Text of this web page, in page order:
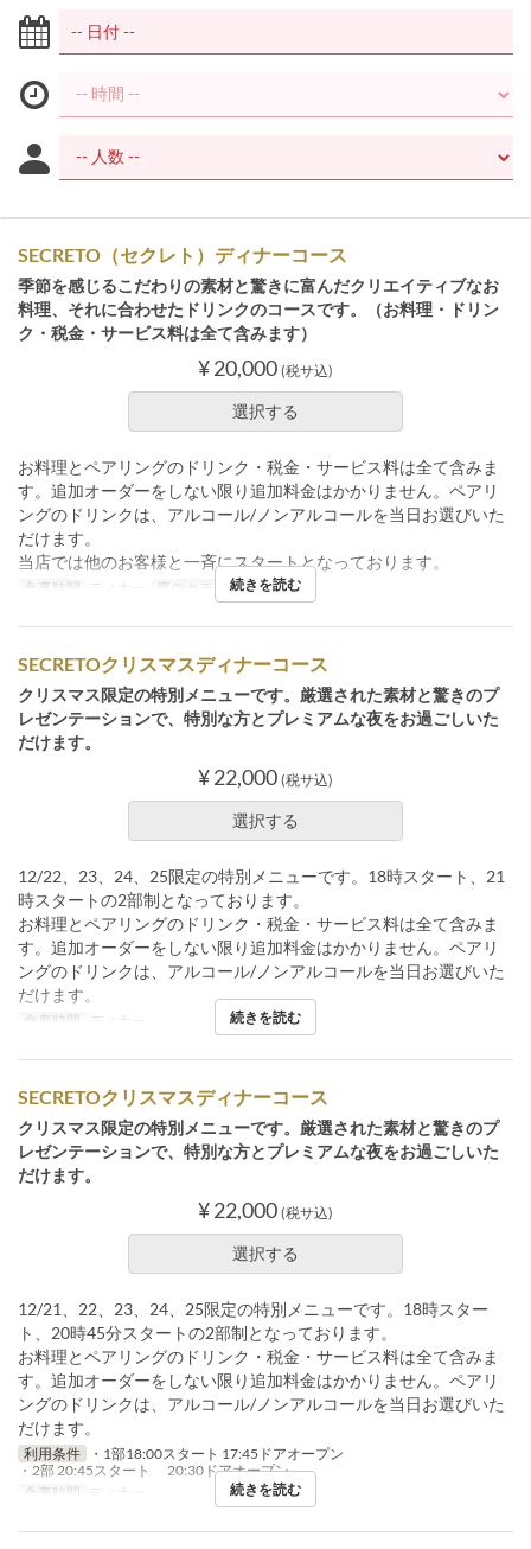
SECRETO（セクレト）ディナーコース
季節を感じるこだわりの素材と驚きに富んだクリエイティブなお
料理、それに合わせたドリンクのコースです。（お料理・ドリン
ク・税金・サービス料は全て含みます）
¥ 20,000 (税サ込)
選択する
お料理とペアリングのドリンク・税金・サービス料は全て含みま
す。追加オーダーをしない限り追加料金はかかりません。ペアリ
ングのドリンクは、アルコール/ノンアルコールを当日お選びいた
だけます。
当店では他のお客様と一斉にスタートとなっております。
食事時間 ディナー 席のカテゴリ 店内
続きを読む
SECRETOクリスマスディナーコース
クリスマス限定の特別メニューです。厳選された素材と驚きのプ
レゼンテーションで、特別な方とプレミアムな夜をお過ごしいた
だけます。
¥ 22,000 (税サ込)
選択する
12/22、23、24、25限定の特別メニューです。18時スタート、21
時スタートの2部制となっております。
お料理とペアリングのドリンク・税金・サービス料は全て含みま
す。追加オーダーをしない限り追加料金はかかりません。ペアリ
ングのドリンクは、アルコール/ノンアルコールを当日お選びいた
だけます。
食事時間 ディナー 続きを読む
SECRETOクリスマスディナーコース
クリスマス限定の特別メニューです。厳選された素材と驚きのプ
レゼンテーションで、特別な方とプレミアムな夜をお過ごしいた
だけます。
¥ 22,000 (税サ込)
選択する
12/21、22、23、24、25限定の特別メニューです。18時スター
ト、20時45分スタートの2部制となっております。
お料理とペアリングのドリンク・税金・サービス料は全て含みま
す。追加オーダーをしない限り追加料金はかかりません。ペアリ
ングのドリンクは、アルコール/ノンアルコールを当日お選びいた
だけます。
利用条件
・1部18:00スタート 17:45ドアオープン
・2部 20:45スタート 20:30ドアオープン
食事時間
ディナー 続きを読む